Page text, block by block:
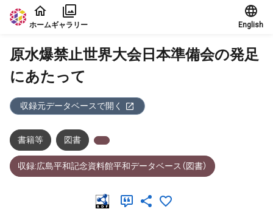
本文に飛ぶ
ホームギャラリー English
原水爆禁止世界大会日本準備会の発足
にあたって
収録元データベースで開く
書籍等 図書
収録:広島平和記念資料館平和データベース（図書）